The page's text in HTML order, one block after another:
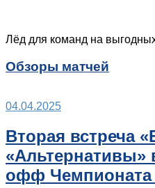
Лёд для команд на
Обзоры матчей
04.04.2025
Вторая встреча
«Альтернативы»
офф